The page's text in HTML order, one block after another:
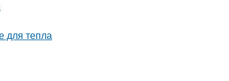
для тепла